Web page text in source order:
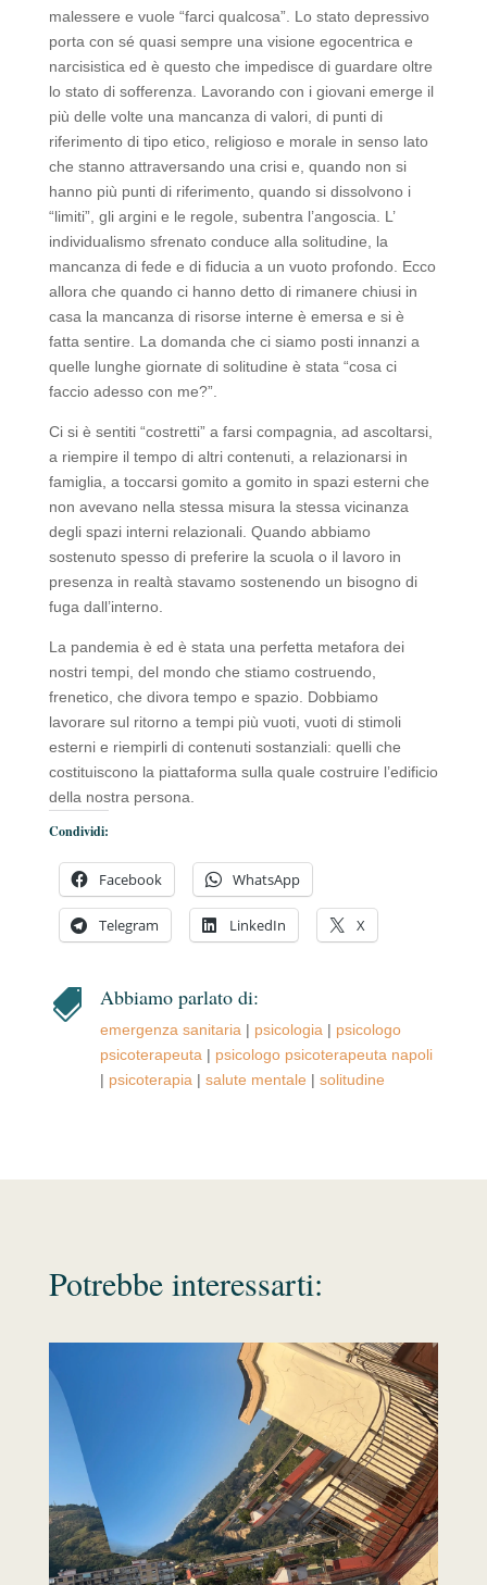
malessere e vuole “farci qualcosa”. Lo stato depressivo
porta con sé quasi sempre una visione egocentrica e
narcisistica ed è questo che impedisce di guardare oltre
lo stato di sofferenza. Lavorando con i giovani emerge il
più delle volte una mancanza di valori, di punti di
riferimento di tipo etico, religioso e morale in senso lato
che stanno attraversando una crisi e, quando non si
hanno più punti di riferimento, quando si dissolvono i
“limiti”, gli argini e le regole, subentra l’angoscia. L’
individualismo sfrenato conduce alla solitudine, la
mancanza di fede e di fiducia a un vuoto profondo. Ecco
allora che quando ci hanno detto di rimanere chiusi in
casa la mancanza di risorse interne è emersa e si è
fatta sentire. La domanda che ci siamo posti innanzi a
quelle lunghe giornate di solitudine è stata “cosa ci
faccio adesso con me?”.
Ci si è sentiti “costretti” a farsi compagnia, ad ascoltarsi,
a riempire il tempo di altri contenuti, a relazionarsi in
famiglia, a toccarsi gomito a gomito in spazi esterni che
non avevano nella stessa misura la stessa vicinanza
degli spazi interni relazionali. Quando abbiamo
sostenuto spesso di preferire la scuola o il lavoro in
presenza in realtà stavamo sostenendo un bisogno di
fuga dall’interno.
La pandemia è ed è stata una perfetta metafora dei
nostri tempi, del mondo che stiamo costruendo,
frenetico, che divora tempo e spazio. Dobbiamo
lavorare sul ritorno a tempi più vuoti, vuoti di stimoli
esterni e riempirli di contenuti sostanziali: quelli che
costituiscono la piattaforma sulla quale costruire l’edificio
della nostra persona.
Condividi:
Facebook WhatsApp
Telegram LinkedIn X
 Abbiamo parlato di:
emergenza sanitaria | psicologia | psicologo
psicoterapeuta | psicologo psicoterapeuta napoli
| psicoterapia | salute mentale | solitudine
Potrebbe interessarti: